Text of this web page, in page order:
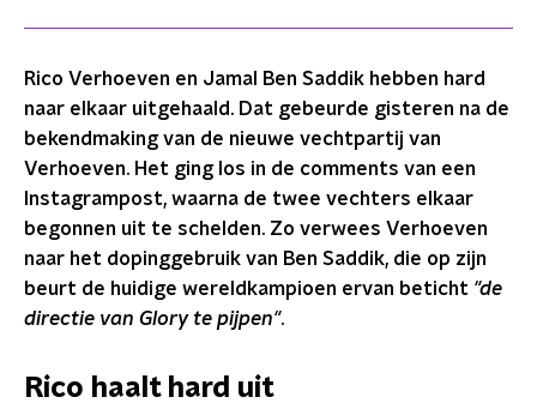
Rico Verhoeven en Jamal Ben Saddik hebben hard
naar elkaar uitgehaald. Dat gebeurde gisteren na de
bekendmaking van de nieuwe vechtpartij van
Verhoeven. Het ging los in de comments van een
Instagrampost, waarna de twee vechters elkaar
begonnen uit te schelden. Zo verwees Verhoeven
naar het dopinggebruik van Ben Saddik, die op zijn
beurt de huidige wereldkampioen ervan beticht "de
directie van Glory te pijpen".
Rico haalt hard uit